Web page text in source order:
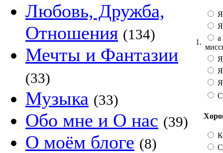
Любовь, Дружба,
Отношения (134)
Мечты и Фантазии
(33)
Музыка (33)
Обо мне и О нас (39)
О моём блоге (8)
1.
а